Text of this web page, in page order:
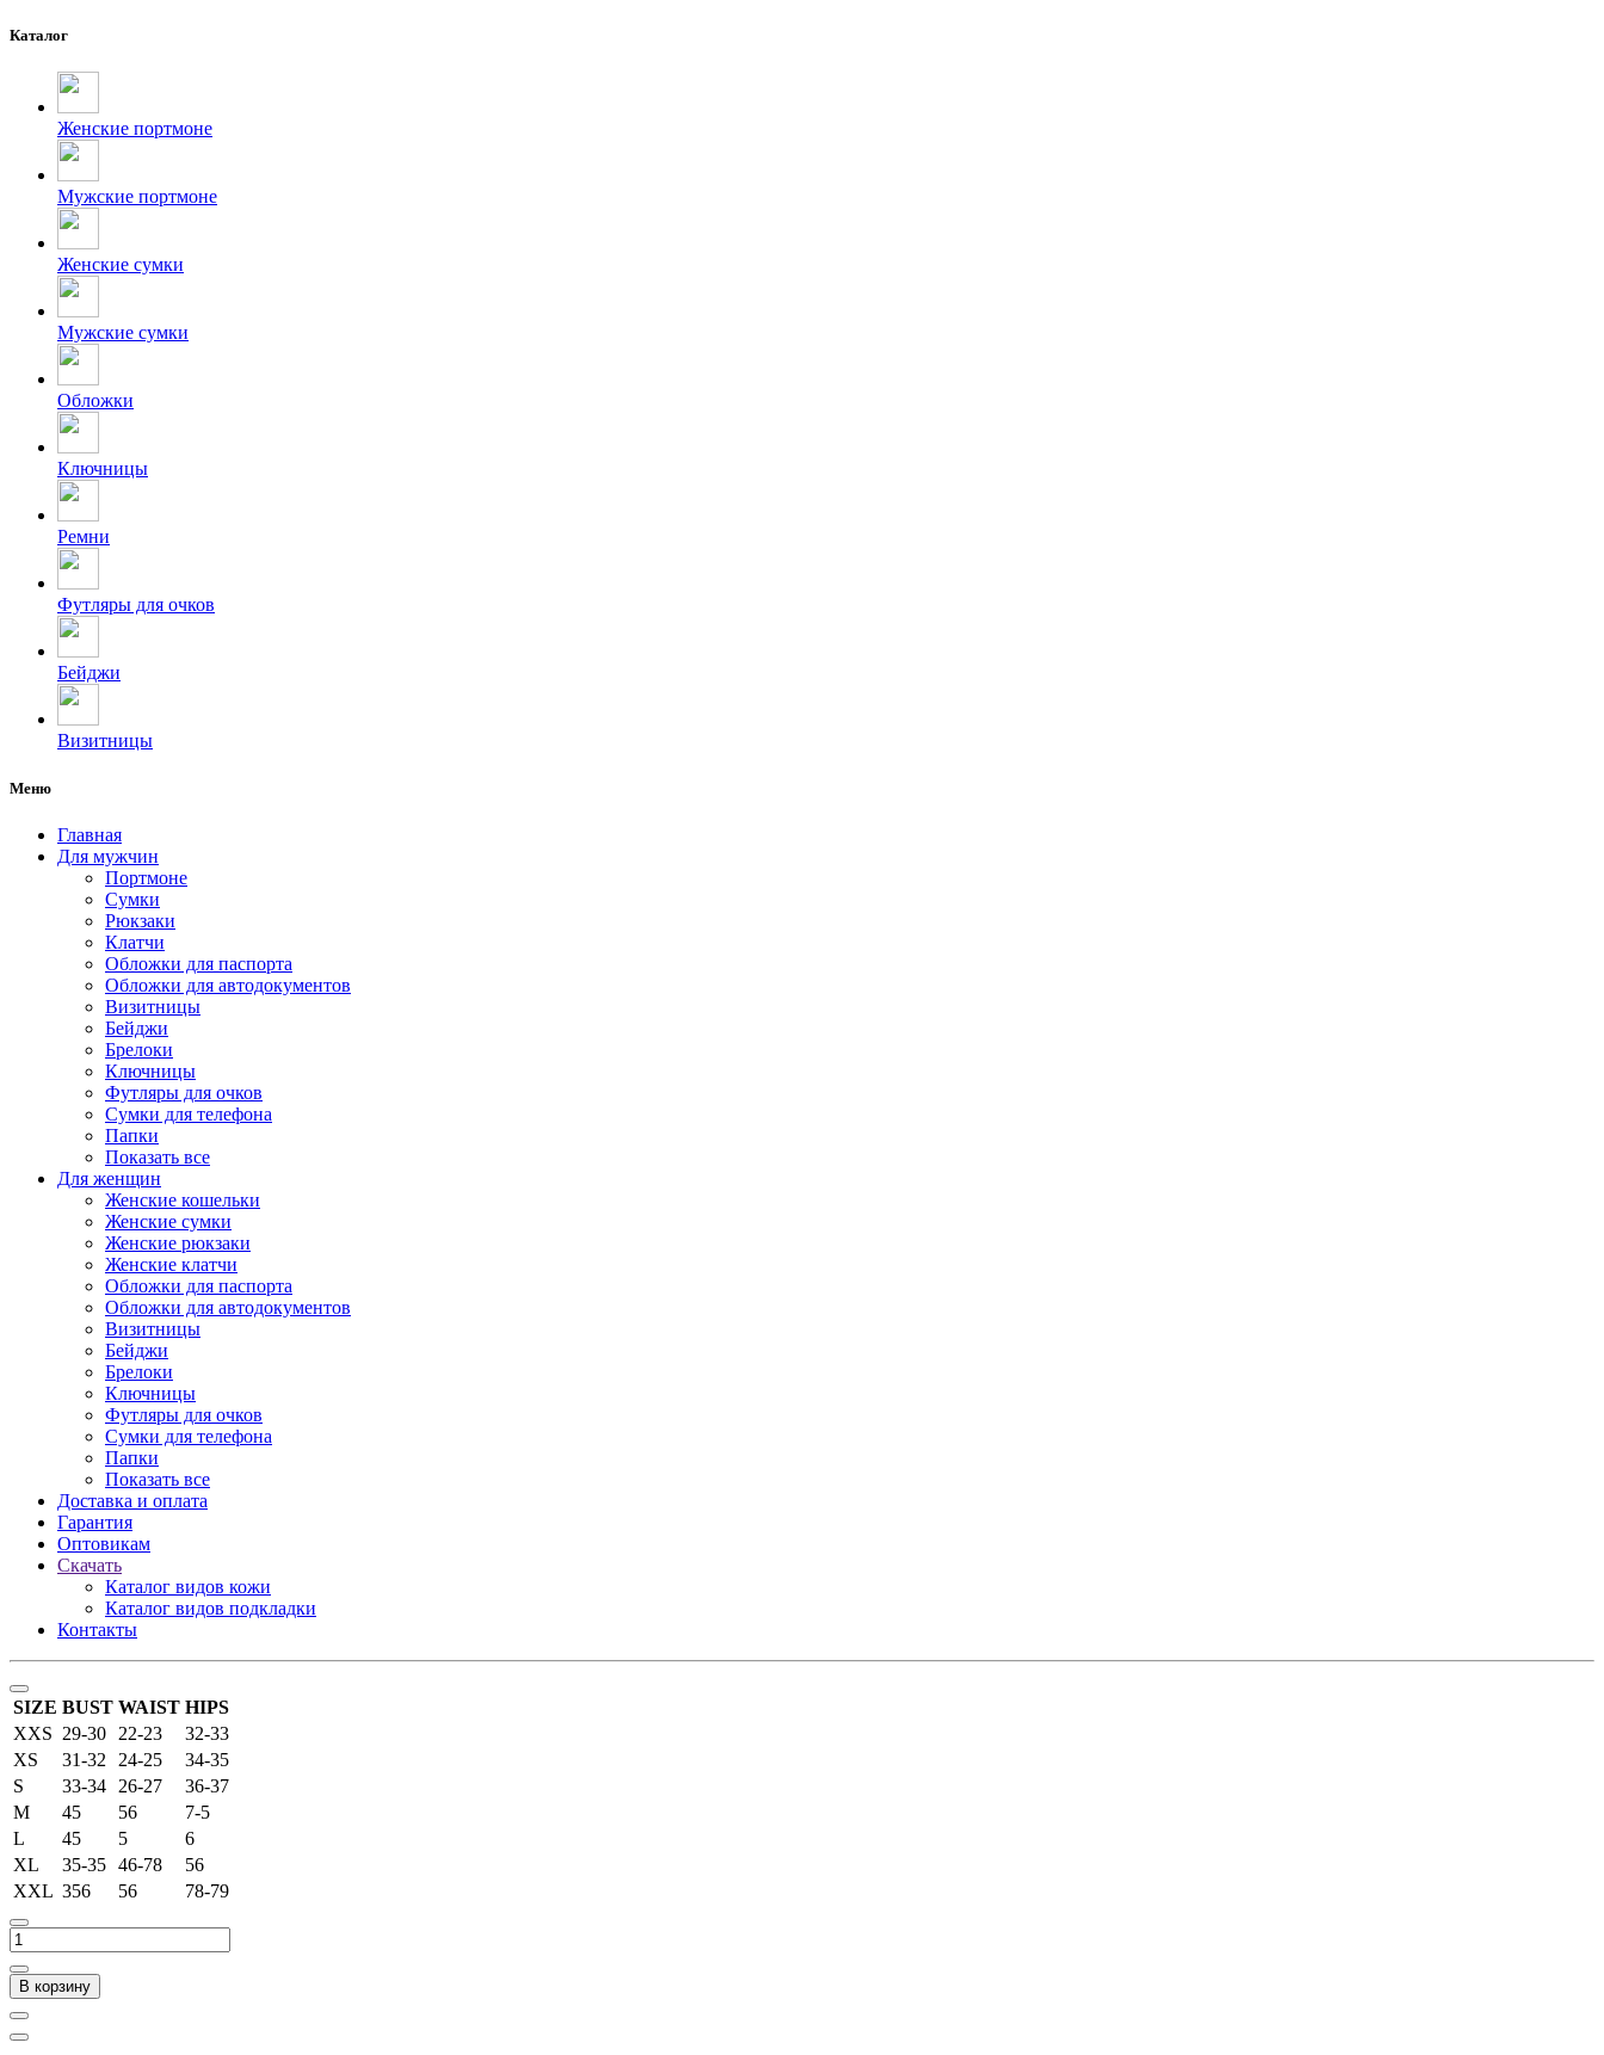
Каталог
Женские портмоне
Мужские портмоне
Женские сумки
Мужские сумки
Обложки
Ключницы
Ремни
Футляры для очков
Бейджи
Визитницы
Меню
Главная
Для мужчин
Портмоне
Сумки
Рюкзаки
Клатчи
Обложки для паспорта
Обложки для автодокументов
Визитницы
Бейджи
Брелоки
Ключницы
Футляры для очков
Сумки для телефона
Папки
Показать все
Для женщин
Женские кошельки
Женские сумки
Женские рюкзаки
Женские клатчи
Обложки для паспорта
Обложки для автодокументов
Визитницы
Бейджи
Брелоки
Ключницы
Футляры для очков
Сумки для телефона
Папки
Показать все
Доставка и оплата
Гарантия
Оптовикам
Скачать
Каталог видов кожи
Каталог видов подкладки
Контакты
SIZE BUST WAIST HIPS
XXS 29-30 22-23
32-33
XS
31-32 24-25
34-35
S
33-34 26-27
36-37
M
45 56
7-5
L
45 5
6
XL
35-35 46-78
56
XXL 356 56 78-79
В корзину